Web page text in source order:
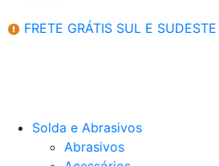
FRETE GRÁTIS SUL E SUDESTE
Solda e Abrasivos
Abrasivos